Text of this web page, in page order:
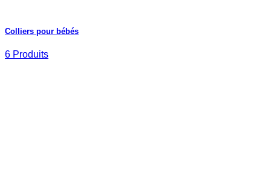
Colliers pour bébés
6 Produits